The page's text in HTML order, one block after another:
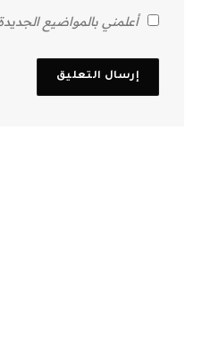
أعلمني بالمواضيع